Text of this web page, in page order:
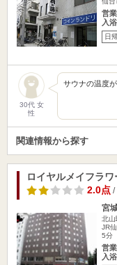
営
入
日
30代 女
性
サウナの温度
関連情報から探す
ロイヤルメイフラワ
2.0点/
宮
北
JR
5分
営
入